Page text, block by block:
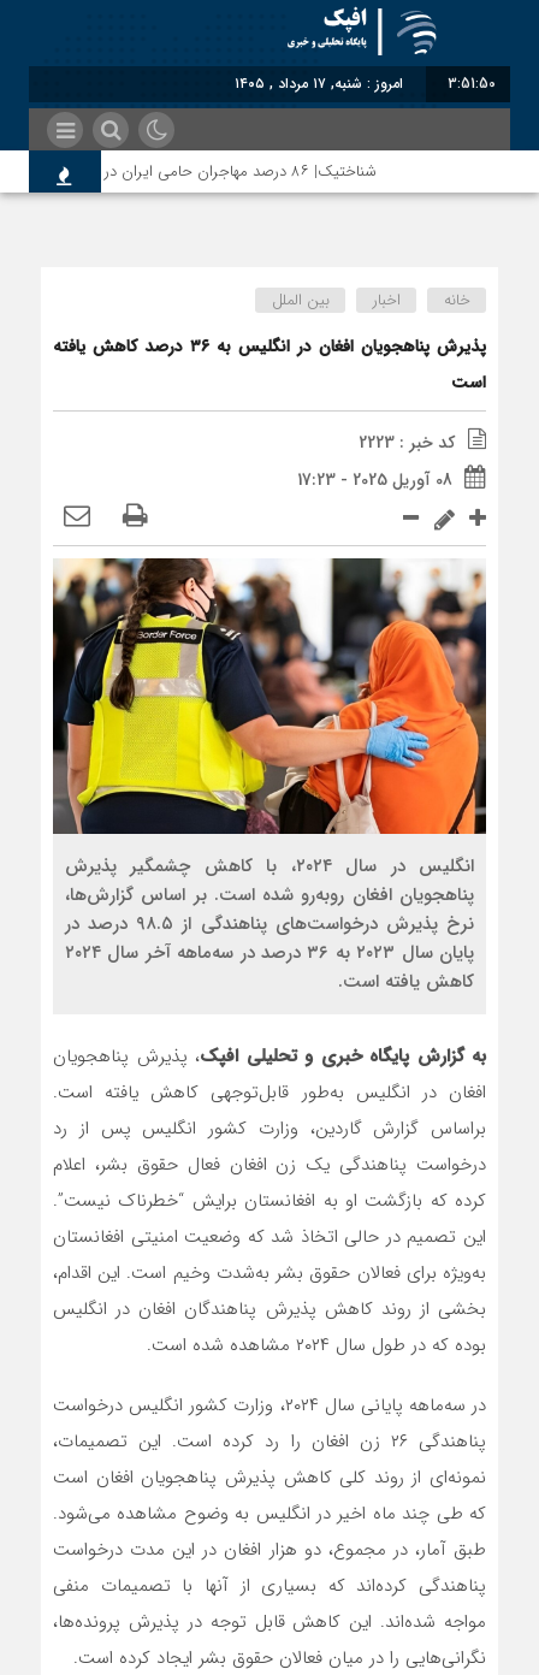
3:51:50 امروز : شنبه, ۱۷ مرداد , ۱۴۰۵
شناختیک| ۸۶ درصد مهاجران حامی ایران در جنگ؛ ۷۵ درصد مهاجران دولت چهاردهم را خیرخواه خود نمی‌دانند
خانه اخبار بین الملل
پذیرش پناهجویان افغان در انگلیس به ۳۶ درصد کاهش یافته
است
کد خبر : 2223
08 آوریل 2025 - 17:23
انگلیس در سال ۲۰۲۴، با کاهش چشمگیر پذیرش
پناهجویان افغان روبه‌رو شده است. بر اساس گزارش‌ها،
نرخ پذیرش درخواست‌های پناهندگی از ۹۸.۵ درصد در
پایان سال ۲۰۲۳ به ۳۶ درصد در سه‌ماهه آخر سال ۲۰۲۴
کاهش یافته است.
به گزارش پایگاه خبری و تحلیلی افپک، پذیرش پناهجویان
افغان در انگلیس به‌طور قابل‌توجهی کاهش یافته است.
براساس گزارش گاردین، وزارت کشور انگلیس پس از رد
درخواست پناهندگی یک زن افغان فعال حقوق بشر، اعلام
کرده که بازگشت او به افغانستان برایش “خطرناک نیست”.
این تصمیم در حالی اتخاذ شد که وضعیت امنیتی افغانستان
به‌ویژه برای فعالان حقوق بشر به‌شدت وخیم است. این اقدام،
بخشی از روند کاهش پذیرش پناهندگان افغان در انگلیس
بوده که در طول سال ۲۰۲۴ مشاهده شده است.
در سه‌ماهه پایانی سال ۲۰۲۴، وزارت کشور انگلیس درخواست
پناهندگی ۲۶ زن افغان را رد کرده است. این تصمیمات،
نمونه‌ای از روند کلی کاهش پذیرش پناهجویان افغان است
که طی چند ماه اخیر در انگلیس به وضوح مشاهده می‌شود.
طبق آمار، در مجموع، دو هزار افغان در این مدت درخواست
پناهندگی کرده‌اند که بسیاری از آنها با تصمیمات منفی
مواجه شده‌اند. این کاهش قابل توجه در پذیرش پرونده‌ها،
نگرانی‌هایی را در میان فعالان حقوق بشر ایجاد کرده است.